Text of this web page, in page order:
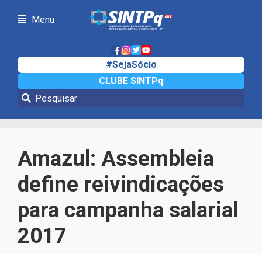
Menu
#SejaSócio
CLUBE SINTPq
Notícias
Amazul: Assembleia
define reivindicações
para campanha salarial
2017